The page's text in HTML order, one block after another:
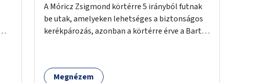
A Móricz Zsigmond körtérre 5 irányból futnak
be utak, amelyeken lehetséges a biztonságos
kerékpározás, azonban a körtérre érve a Bartók
útvonalak összekötését!
Megnézem